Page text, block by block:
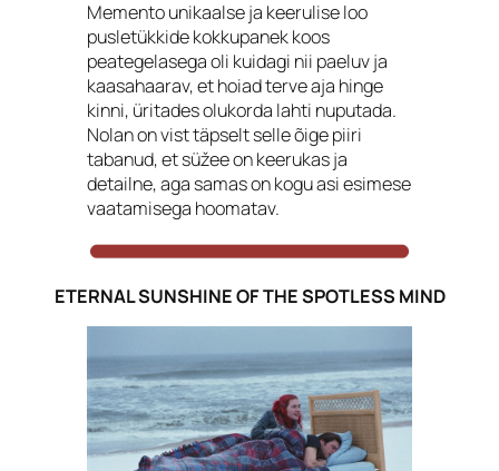
Memento unikaalse ja keerulise loo
pusletükkide kokkupanek koos
peategelasega oli kuidagi nii paeluv ja
kaasahaarav, et hoiad terve aja hinge
kinni, üritades olukorda lahti nuputada.
Nolan on vist täpselt selle õige piiri
tabanud, et süžee on keerukas ja
detailne, aga samas on kogu asi esimese
vaatamisega hoomatav.
ETERNAL SUNSHINE OF THE SPOTLESS MIND